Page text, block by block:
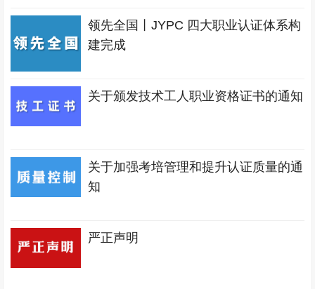
领先全国丨JYPC 四大职业认证体系构
建完成
关于颁发技术工人职业资格证书的通知
关于加强考培管理和提升认证质量的通
知
严正声明